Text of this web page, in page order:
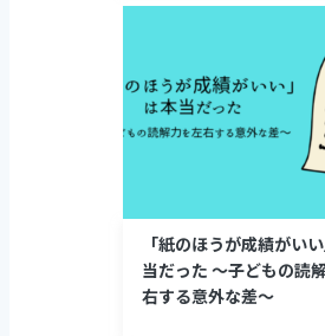
「紙のほうが成績がい
当だった 〜子どもの読
右する意外な差〜